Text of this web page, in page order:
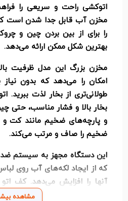
اتوکشی راحت و سریعی را
مخزن آب قابل جدا شدن است که
را برای از بین بردن چین و
بهترین شکل ممکن ارائه می‌دهد.
مخزن بزرگ این مدل ظرفیت
امکان را می‌دهد که بدون
بخار بالا و فشار مناسب،
و پارچه‌های ضخیم مانند کت و
ضخیم را صاف و مرتب می‌کند.
این دستگاه مجهز به سیستم
که از ایجاد لکه‌های آب روی
آنها را افزایش می‌دهد. کف اتو
کیفیت بالا ساخته شده است که
مشاهده